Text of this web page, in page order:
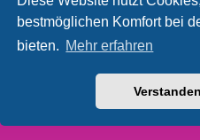
bestmöglichen Komfort bei
bieten. Mehr erfahren